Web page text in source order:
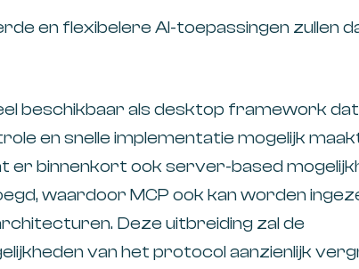
en flexibelere AI-toepassingen zullen
beschikbaar als desktop framework dat
en snelle implementatie mogelijk
er binnenkort ook server-based
waardoor MCP ook kan worden
Deze uitbreiding zal de
van het protocol aanzienlijk